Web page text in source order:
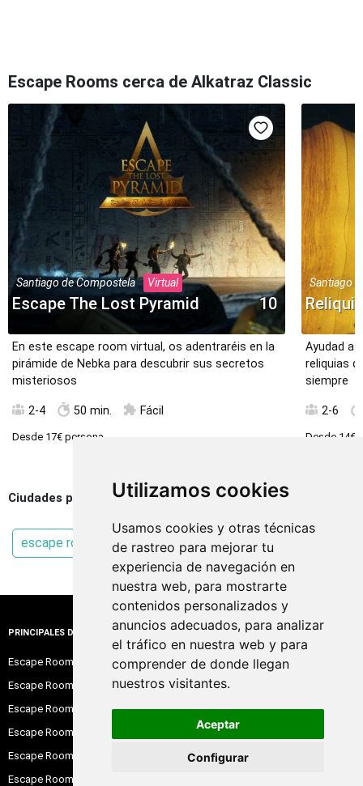
Utilizamos cookies
Usamos cookies y otras técnicas
de rastreo para mejorar tu
experiencia de navegación en
nuestra web, para mostrarte
contenidos personalizados y
anuncios adecuados, para analizar
el tráfico en nuestra web y para
comprender de donde llegan
nuestros visitantes.
Aceptar
Configurar
Escape Rooms cerca de Alkatraz Classic
Santiago de Compostela Virtual
Escape The Lost Pyramid 10
En este escape room virtual, os adentraréis en la
pirámide de Nebka para descubrir sus secretos
misteriosos
2-4 50 min. Fácil
Desde 17€ persona
Santiago
Ayudad a
reliquias
siempre
2-6
Desde 14€
Ciudades populares en Escaperoos
escape room Ferrol
PRINCIPALES DESTINOS
Escape Room Barcelona
Escape Room Madrid
Escape Room Alicante
Escape Room Sevilla
Escape Room Valencia
Escape Room Zaragoza